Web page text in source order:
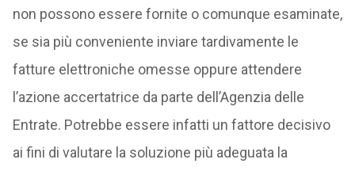
non possono essere fornite o comunque esaminate,
se sia più conveniente inviare tardivamente le
fatture elettroniche omesse oppure attendere
l’azione accertatrice da parte dell’Agenzia delle
Entrate. Potrebbe essere infatti un fattore decisivo
ai fini di valutare la soluzione più adeguata la